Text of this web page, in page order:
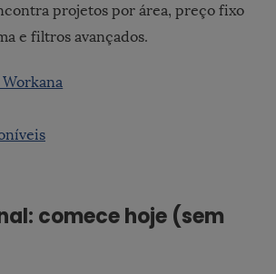
projetos por área, preço fixo
e filtros avançados.
comece hoje (sem